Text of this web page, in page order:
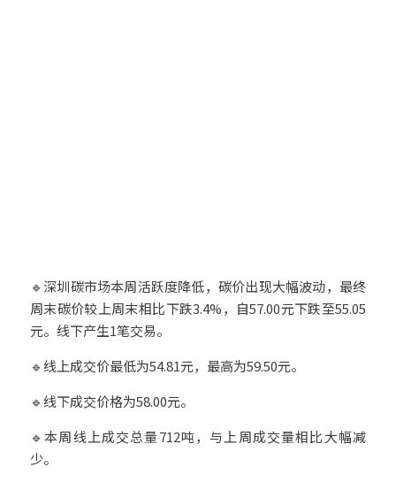
🔹深圳碳市场本周活跃度降低，碳价出现大幅波动，最终
周末碳价较上周末相比下跌3.4%，自57.00元下跌至55.05
元。线下产生1笔交易。
🔹线上成交价最低为54.81元，最高为59.50元。
🔹线下成交价格为58.00元。
🔹本周线上成交总量712吨，与上周成交量相比大幅减
少。